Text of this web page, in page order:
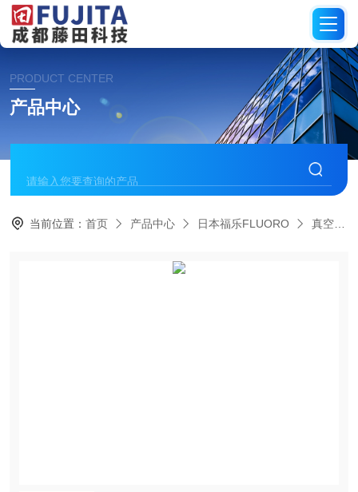
PRODUCT CENTER
产品中心
当前位置：首页 产品中心 日本福乐FLUORO 真空吸笔